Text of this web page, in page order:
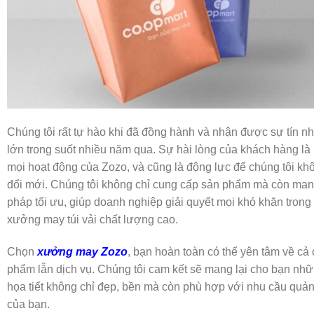
Chúng tôi rất tự hào khi đã đồng hành và nhận được sự tín
lớn trong suốt nhiều năm qua. Sự hài lòng của khách hàng là
mọi hoạt động của Zozo, và cũng là động lực để chúng tôi
đổi mới. Chúng tôi không chỉ cung cấp sản phẩm mà còn
pháp tối ưu, giúp doanh nghiệp giải quyết mọi khó khăn
xưởng may túi vải chất lượng cao.
Chọn xưởng may Zozo, bạn hoàn toàn có thể yên tâm về
phẩm lẫn dịch vụ. Chúng tôi cam kết sẽ mang lại cho bạn
họa tiết không chỉ đẹp, bền mà còn phù hợp với nhu cầu
của bạn.